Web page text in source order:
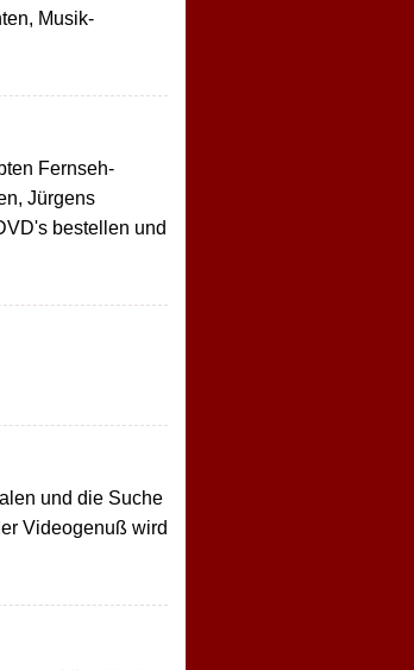
Musik-
Fernseh-
Jürgens
bestellen und
und die Suche
Videogenuß wird